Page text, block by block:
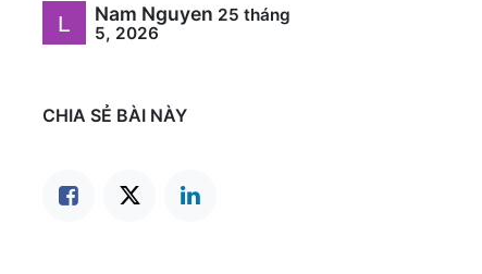
Nam Nguyen 25 tháng
5, 2026
CHIA SẺ BÀI NÀY